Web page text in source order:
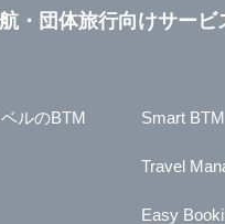
・団体旅行向けサービ
ルのBTM Smart BTM
Travel
Easy